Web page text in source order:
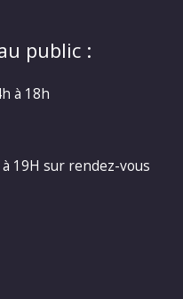
public :
à 18h
19H sur rendez-vous